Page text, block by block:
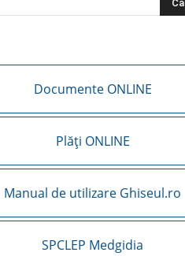
Documente ONLINE
Plăți ONLINE
Manual de utilizare Ghiseul.ro
SPCLEP Medgidia